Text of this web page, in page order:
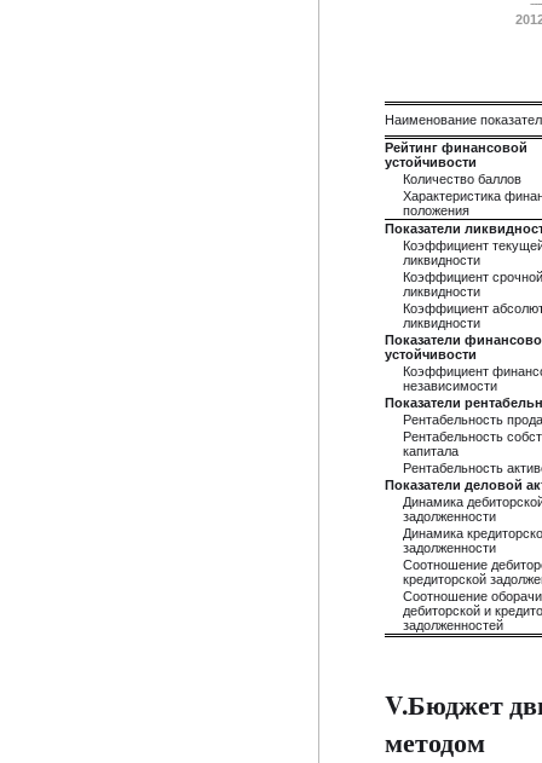
Наименование
Рейтинг финансовой
устойчивости
Количество баллов
Характеристика
положения
Показатели
Коэффициент
ликвидности
Коэффициент срочной
ликвидности
Коэффициент
ликвидности
Показатели
устойчивости
Коэффициент
независимости
Показатели
Рентабельность
Рентабельность
капитала
Рентабельность
Показатели деловой
Динамика
задолженности
Динамика
задолженности
Соотношение
кредиторской
Соотношение
дебиторской и
задолженностей
V.Бюджет
методом